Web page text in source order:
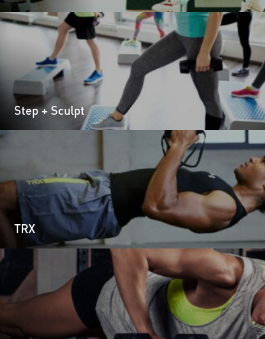
Step + Sculpt
TRX